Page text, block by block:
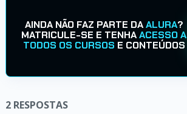
AINDA NÃO FAZ PARTE DAALURA?
MATRICULE-SE E TENHAACESSO A
TODOS OS CURSOS E CONTEÚDOS
2 RESPOSTAS